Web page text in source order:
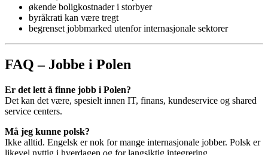
økende boligkostnader i storbyer
byråkrati kan være tregt
begrenset jobbmarked utenfor internasjonale sektorer
FAQ – Jobbe i Polen
Er det lett å finne jobb i Polen?
Det kan det være, spesielt innen IT, finans, kundeservice og shared
service centers.
Må jeg kunne polsk?
Ikke alltid. Engelsk er nok for mange internasjonale jobber. Polsk er
likevel nyttig i hverdagen og for langsiktig integrering.